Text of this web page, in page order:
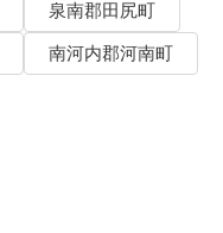
泉南郡田尻町
南河内郡河南町